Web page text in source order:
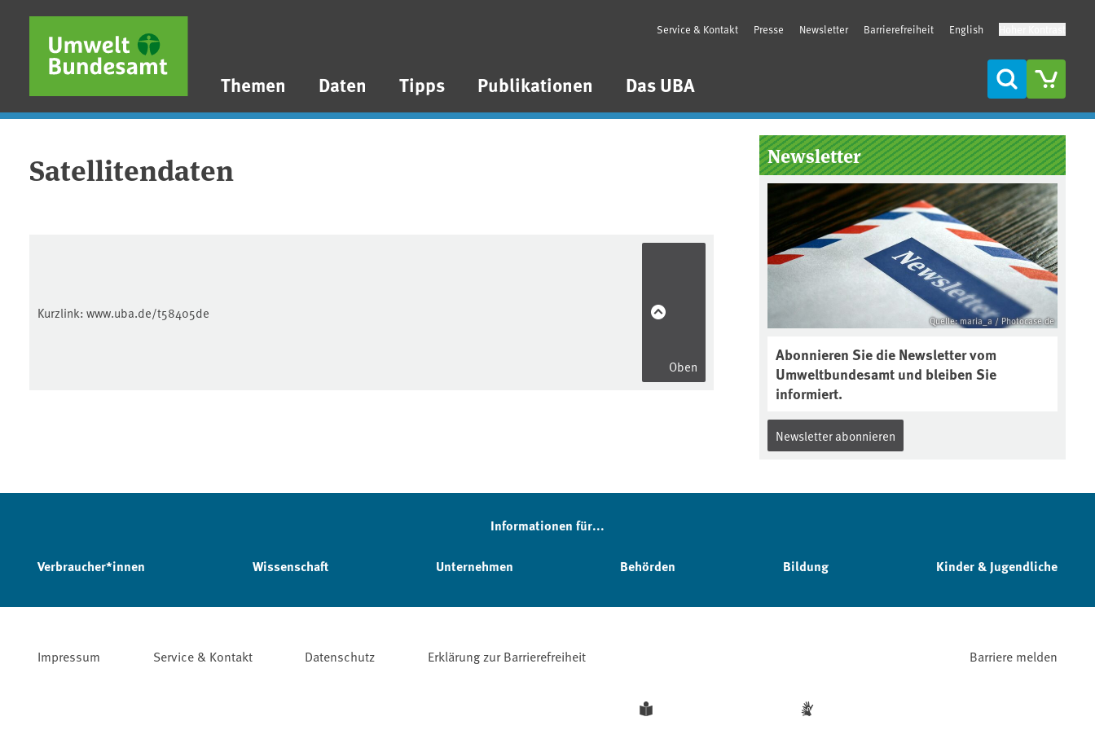
Direkt zum Inhalt
Direkt zum Hauptmenü
Direkt zur Fußzeile
Themen Daten Tipps Publikationen Das UBA
Service & Kontakt Presse Newsletter Barrierefreiheit English
Suche
Satellitendaten
Kurzlink: www.uba.de/t58405de
Oben
Seitenleiste
Newsletter
Quelle: maria_a / Photocase.de
Abonnieren Sie die Newsletter vom
Umweltbundesamt und bleiben Sie
informiert.
Newsletter abonnieren
Informationen für...
Verbraucher*innen Wissenschaft Unternehmen Behörden Bildung Kinder & Jugendliche
Impressum Service & Kontakt Datenschutz Erklärung zur Barrierefreiheit Barriere melden